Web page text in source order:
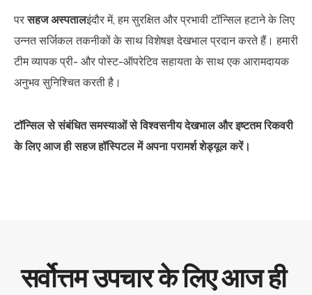
परसहज अस्पतालइंदौर में, हम सुरक्षित और प्रभावी टॉन्सिल हटाने के लिए
उन्नत सर्जिकल तकनीकों के साथ विशेषज्ञ देखभाल प्रदान करते हैं। हमारी
टीम व्यापक प्री- और पोस्ट-ऑपरेटिव सहायता के साथ एक आरामदायक
अनुभव सुनिश्चित करती है।
टॉन्सिल से संबंधित समस्याओं से विश्वसनीय देखभाल और इष्टतम रिकवरी
के लिए आज ही सहज हॉस्पिटल में अपना परामर्श शेड्यूल करें।
सर्वोत्तम उपचार के लिए आज ही